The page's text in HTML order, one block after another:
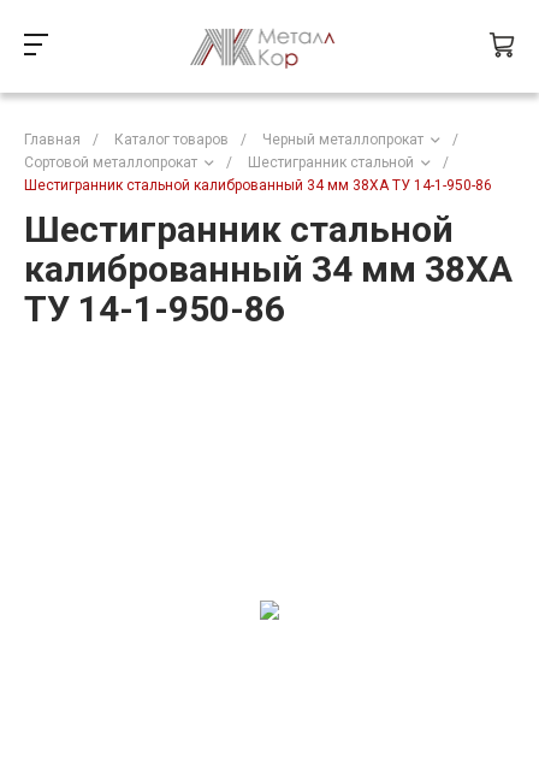
Главная / Каталог товаров / Черный металлопрокат
/
Сортовой металлопрокат
/ Шестигранник стальной
/
Шестигранник стальной калиброванный 34 мм 38ХА ТУ 14-1-950-86
Шестигранник стальной
калиброванный 34 мм 38ХА
ТУ 14-1-950-86